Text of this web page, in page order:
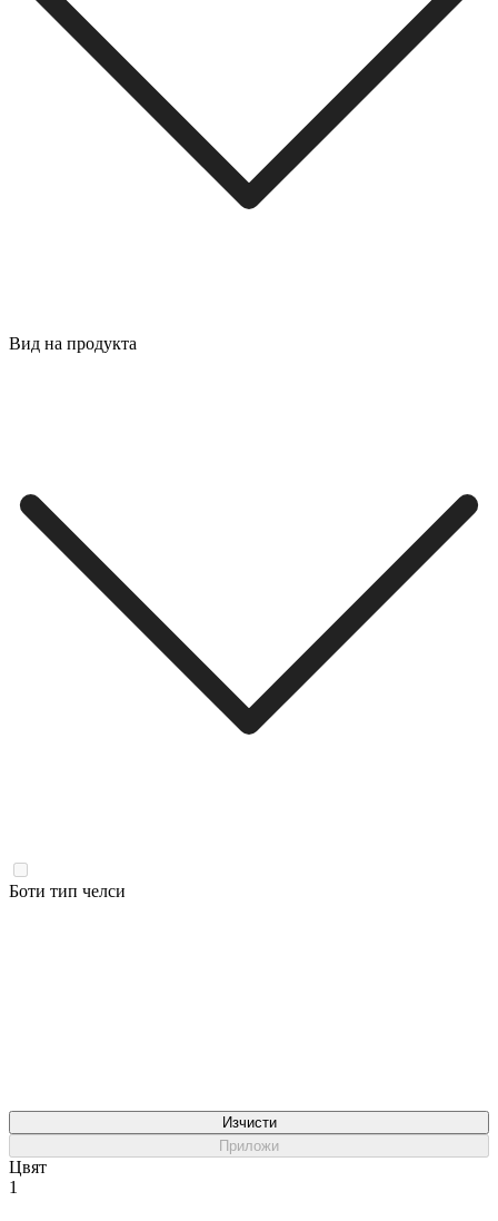
Вид на продукта
Боти тип челси
Изчисти
Приложи
Цвят
1